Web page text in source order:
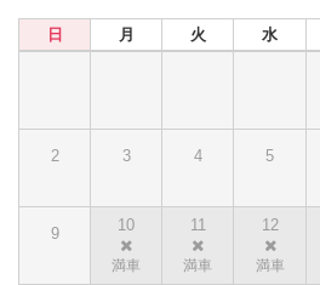
日 月 火 水
2 3 4 5
9 10 11 12